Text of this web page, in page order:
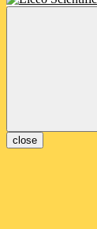
close